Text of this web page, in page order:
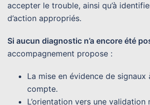
accepter le trouble, ainsi qu’à
d’action appropriés.
Si aucun diagnostic n’a encore été
accompagnement propose :
La mise en évidence de signaux
compte.
L’orientation vers une validation